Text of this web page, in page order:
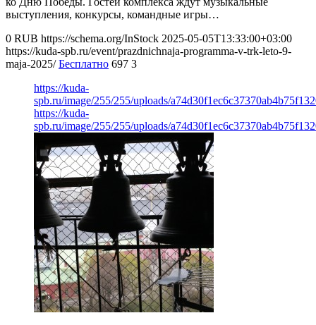
выступления, конкурсы, командные игры…
0 RUB https://schema.org/InStock 2025-05-05T13:33:00+03:00
https://kuda-spb.ru/event/prazdnichnaja-programma-v-trk-leto-9-
maja-2025/ Бесплатно 697 3
https://kuda-
spb.ru/image/255/255/uploads/
https://kuda-
spb.ru/image/255/255/uploads/